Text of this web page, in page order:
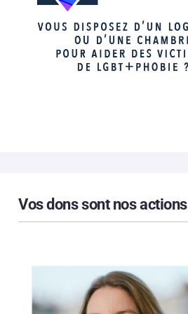
Vos dons sont nos actions